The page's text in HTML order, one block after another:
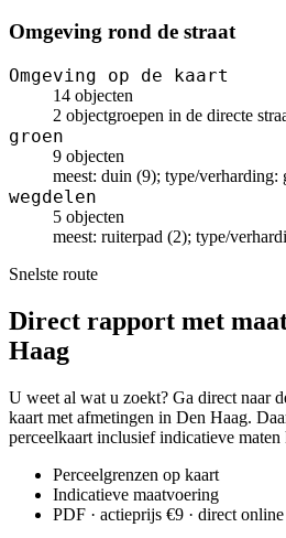
Omgeving rond de straat
Omgeving op de kaart
14 objecten
2 objectgroepen in de directe
groen
9 objecten
meest: duin (9); type/verharding:
wegdelen
5 objecten
meest: ruiterpad (2); type/
Snelste route
Direct rapport met
Haag
U weet al wat u zoekt? Ga direct naar
kaart met afmetingen in Den Haag.
perceelkaart inclusief indicatieve maten
Perceelgrenzen op kaart
Indicatieve maatvoering
PDF · actieprijs €9 · direct online